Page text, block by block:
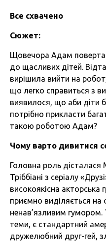
Все схвачено
Сюжет:
Щовечора Адам
до щасливих дітей.
вирішила вийти на
що легко справиться з
виявилося, що аби діти
потрібно прикласти
такою роботою Адам?
Чому варто дивитися
Головна роль
Тріббіані з серіалу
високоякісна акторська
приємно виділяється на
ненав’язливим гумором.
теми, є стандартний
дружелюбний друг-гей,